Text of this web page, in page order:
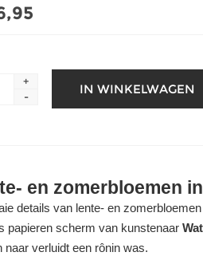
+
-
en zomerbloemen
details van lente- en
papieren scherm van kunstenaar
naar verluidt een rônin was.